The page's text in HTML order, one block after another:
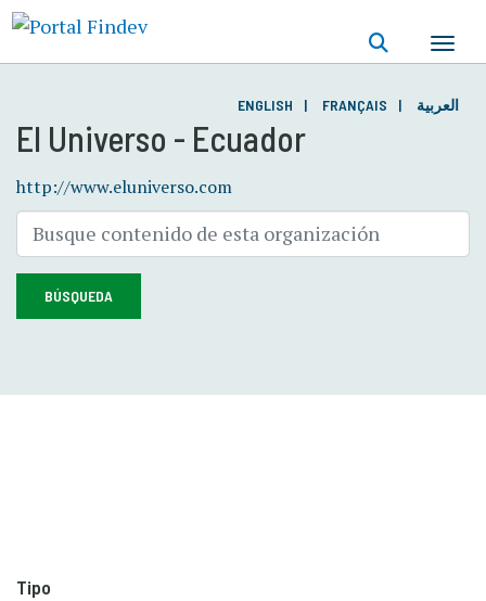
principal
El Universo - Ecuador
http://www.eluniverso.com
ENGLISH FRANÇAIS العربية
BÚSQUEDA
Tipo